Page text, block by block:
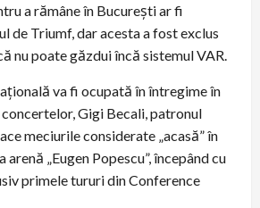
a rămâne în București ar fi
de Triumf, dar acesta a fost exclus
nu poate găzdui încă sistemul VAR.
va fi ocupată în întregime în
concertelor, Gigi Becali, patronul
meciurile considerate „acasă” în
arenă „Eugen Popescu”, începând cu
primele tururi din Conference